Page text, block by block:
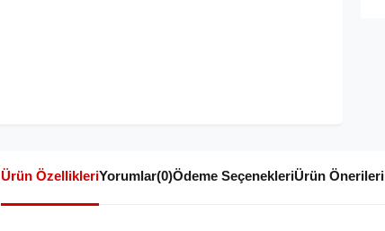
Ürün ÖzellikleriYorumlar(0)Ödeme SeçenekleriÜrün Önerileri